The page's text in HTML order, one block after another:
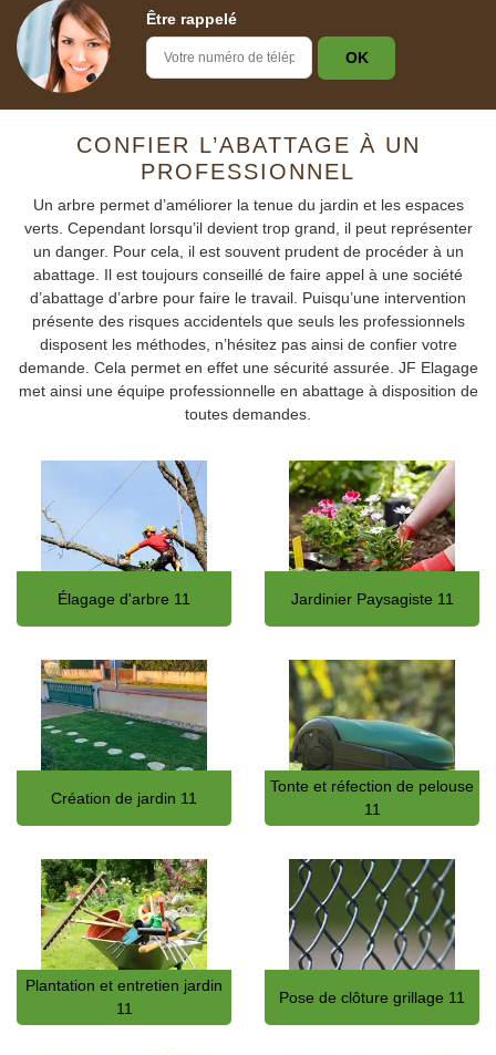
Être rappelé
CONFIER L’ABATTAGE À UN
PROFESSIONNEL
Un arbre permet d’améliorer la tenue du jardin et les espaces
verts. Cependant lorsqu’il devient trop grand, il peut représenter
un danger. Pour cela, il est souvent prudent de procéder à un
abattage. Il est toujours conseillé de faire appel à une société
d’abattage d’arbre pour faire le travail. Puisqu’une intervention
présente des risques accidentels que seuls les professionnels
disposent les méthodes, n’hésitez pas ainsi de confier votre
demande. Cela permet en effet une sécurité assurée. JF Elagage
met ainsi une équipe professionnelle en abattage à disposition de
toutes demandes.
Élagage d'arbre 11 Jardinier Paysagiste 11
Création de jardin 11
Tonte et réfection de pelouse
11
Plantation et entretien jardin
11
Pose de clôture grillage 11